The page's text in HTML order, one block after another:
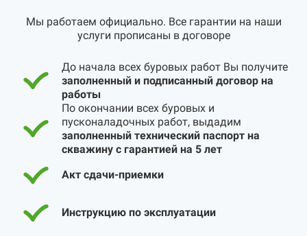
Мы работаем официально. Все гарантии на наши
услуги прописаны в договоре
До начала всех буровых работ Вы получите
заполненный и подписанный договор на
работы
По окончании всех буровых и
пусконаладочных работ, выдадим
заполненный технический паспорт на
скважину с гарантией на 5 лет
Акт сдачи-приемки
Инструкцию по эксплуатации